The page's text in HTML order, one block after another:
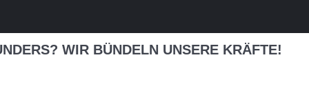
WIR BÜNDELN UNSERE KRÄFTE!